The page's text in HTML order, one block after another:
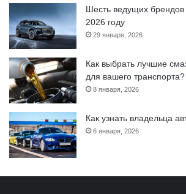
Шесть ведущих
2026 году
29 января, 2026
Как выбрать лучшие
для вашего транспорта?
8 января, 2026
Как узнать владельца
6 января, 2026